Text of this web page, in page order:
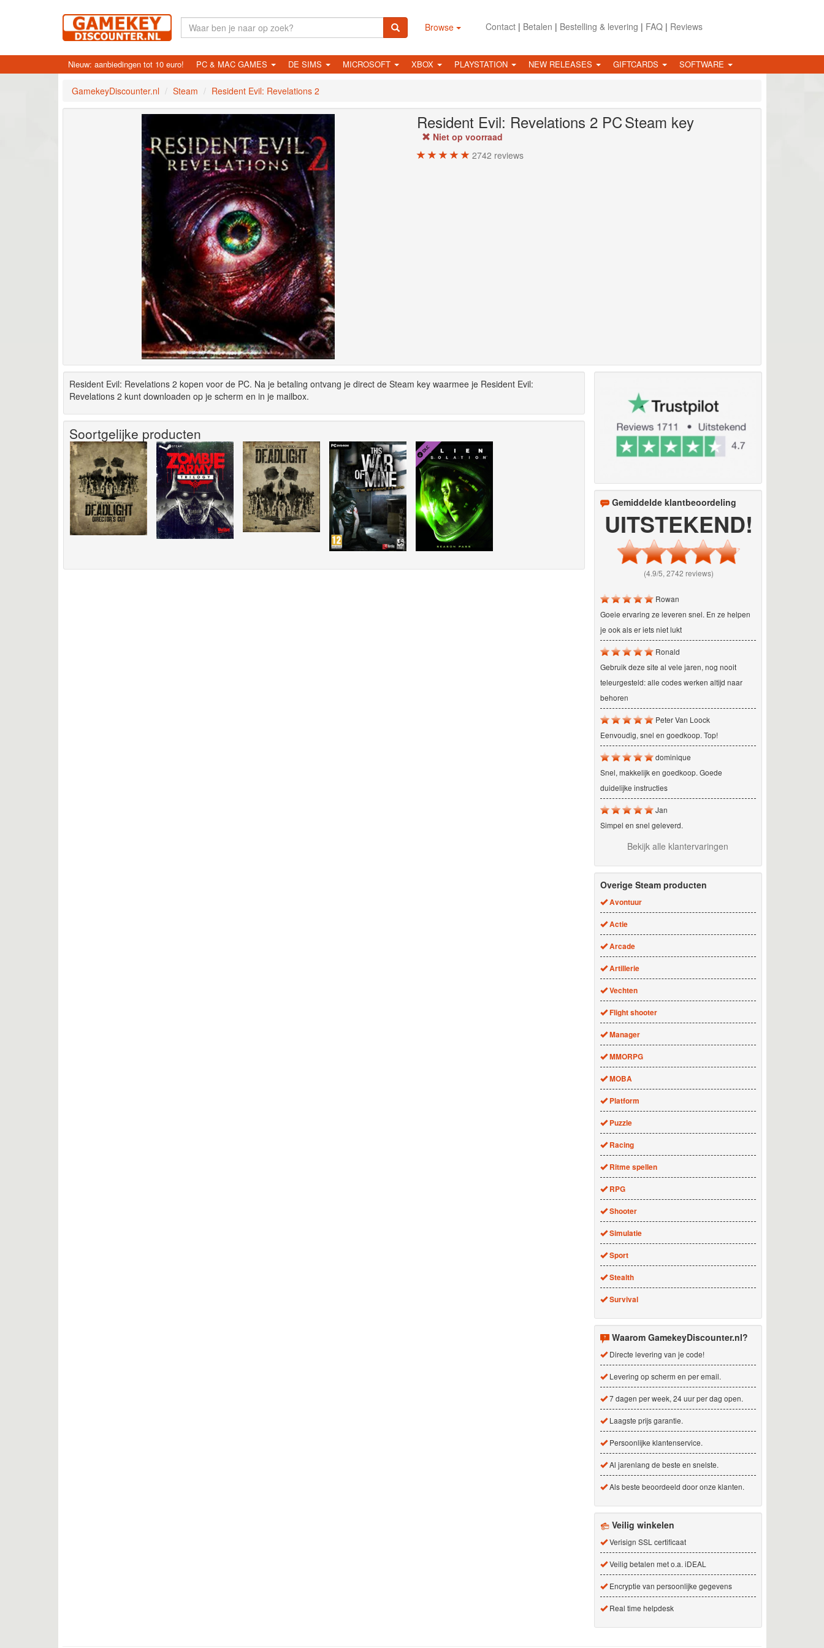
Browse Contact| Betalen | Bestelling & levering | FAQ| Reviews
Nieuw: aanbiedingen tot 10 euro! PC & MAC GAMES DE SIMS MICROSOFT XBOX PLAYSTATION NEW RELEASES GIFTCARDS SOFTWARE
GamekeyDiscounter.nl Steam Resident Evil: Revelations 2
Resident Evil: Revelations 2 PCSteam key
Niet op voorraad
2742 reviews
Resident Evil: Revelations 2 kopen voor de PC. Na je betaling ontvang je direct de Steam key waarmee je Resident Evil:
Revelations 2 kunt downloaden op je scherm en in je mailbox.
Soortgelijke producten
Gemiddelde klantbeoordeling
UITSTEKEND!
(4.9/5, 2742 reviews)
Rowan
Goeie ervaring ze leveren snel. En ze helpen
je ook als er iets niet lukt
Ronald
Gebruik deze site al vele jaren, nog nooit
teleurgesteld: alle codes werken altijd naar
behoren
Peter Van Loock
Eenvoudig, snel en goedkoop. Top!
dominique
Snel, makkelijk en goedkoop. Goede
duidelijke instructies
Jan
Simpel en snel geleverd.
Bekijk alle klantervaringen
Overige Steam producten
Avontuur
Actie
Arcade
Artillerie
Vechten
Flight shooter
Manager
MMORPG
MOBA
Platform
Puzzle
Racing
Ritme spellen
RPG
Shooter
Simulatie
Sport
Stealth
Survival
Waarom GamekeyDiscounter.nl?
Directe levering van je code!
Levering op scherm en per email.
7 dagen per week, 24 uur per dag open.
Laagste prijs garantie.
Persoonlijke klantenservice.
Al jarenlang de beste en snelste.
Als beste beoordeeld door onze klanten.
Veilig winkelen
Verisign SSL certificaat
Veilig betalen met o.a. iDEAL
Encryptie van persoonlijke gegevens
Real time helpdesk